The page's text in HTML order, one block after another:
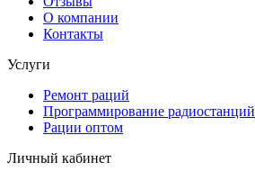
О компании
Контакты
Услуги
Ремонт раций
Программирование радиостанций
Рации оптом
Личный кабинет